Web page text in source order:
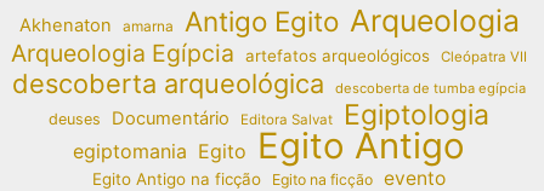
Akhenaton amarna Antigo Egito Arqueologia
Arqueologia Egípcia artefatos arqueológicos Cleópatra VII
descoberta arqueológica descoberta de tumba egípcia
deuses Documentário Editora Salvat Egiptologia
egiptomania Egito Egito Antigo
Egito Antigo na ficção Egito na ficção evento